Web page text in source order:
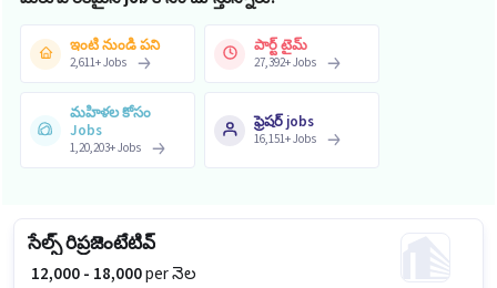
ఇంటి నుండి పని
2,611+Jobs
పార్ట్ టైమ్
27,392+Jobs
మహిళల కోసం
Jobs
1,20,203+Jobs
ఫ్రెషర్ jobs
16,151+Jobs
సేల్స్ రిప్రజెంటేటివ్
₹ 12,000 - 18,000per నెల